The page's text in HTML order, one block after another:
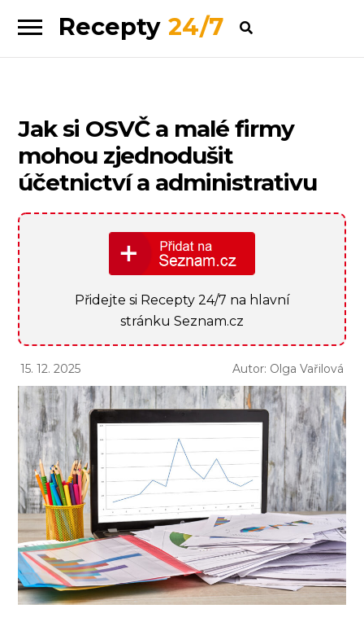
Skip
to
Skip
to
Recepty 24/7
Jak si OSVČ a malé firmy
mohou zjednodušit
účetnictví a administrativu
Přidejte si Recepty 24/7 na hlavní
stránku Seznam.cz
15. 12. 2025 Autor: Olga Vařilová